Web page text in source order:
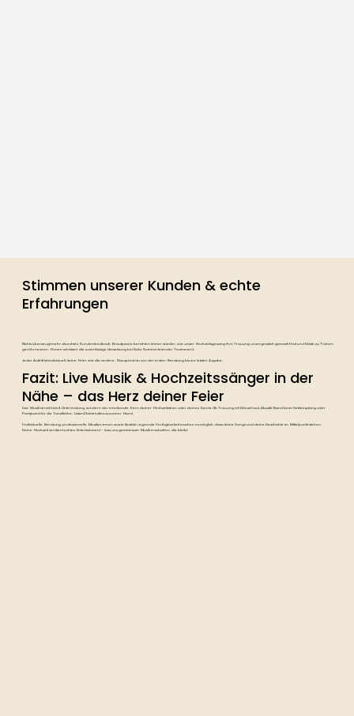
Stimmen unserer Kunden & echte
Erfahrungen
Nichts überzeugt mehr als echtes Kundenfeedback: Brautpaare berichten immer wieder, wie unser Hochzeitsgesang ihre Trauung unvergesslich gemacht hat und Gäste zu Tränen
gerührt waren. Firmen schätzen die zuverlässige Umsetzung bei Gala, Sommerfest oder Teamevent.
Jeder Auftritt ist individuell, keine Feier wie die andere. Das spürst du von der ersten Beratung bis zur letzten Zugabe.
Fazit: Live Musik & Hochzeitssänger in der
Nähe – das Herz deiner Feier
Live Musik ist nicht bloß Untermalung, sondern der emotionale Kern deiner Hochzeitsfeier oder deines Events. Ob Trauung mit Gänsehaut, Akustik-Band beim Sektempfang oder
Partyband für die Tanzfläche: Listen2 bietet alles aus einer Hand.
Individuelle Beratung, professionelle Musiker:innen sowie flexible regionale Verfügbarkeit machen es möglich, dass deine Songs und deine Geschichte im Mittelpunkt stehen.
Deine Hochzeit verdient echtes Entertainment – lass uns gemeinsam Musik erschaffen, die bleibt.